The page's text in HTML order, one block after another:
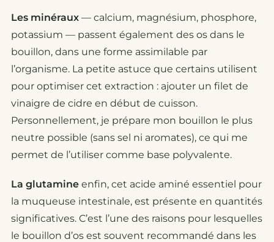
Les minéraux — calcium, magnésium, phosphore,
potassium — passent également des os dans le
bouillon, dans une forme assimilable par
l’organisme. La petite astuce que certains utilisent
pour optimiser cet extraction : ajouter un filet de
vinaigre de cidre en début de cuisson.
Personnellement, je prépare mon bouillon le plus
neutre possible (sans sel ni aromates), ce qui me
permet de l’utiliser comme base polyvalente.
La glutamine enfin, cet acide aminé essentiel pour
la muqueuse intestinale, est présente en quantités
significatives. C’est l’une des raisons pour lesquelles
le bouillon d’os est souvent recommandé dans les